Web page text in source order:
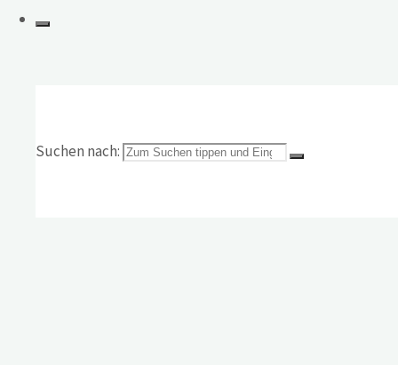
Suchen nach: